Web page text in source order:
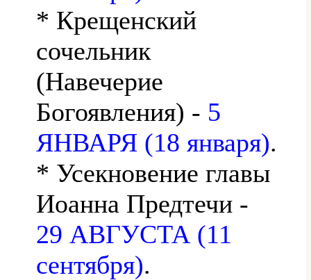
* Крещенский
сочельник
(Навечерие
Богоявления) - 5
ЯНВАРЯ (18 января).
* Усекновение главы
Иоанна Предтечи -
29 АВГУСТА (11
сентября).